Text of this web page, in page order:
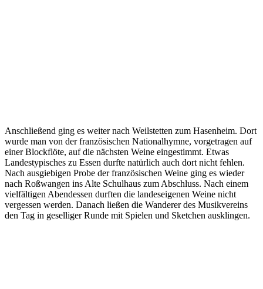
Anschließend ging es weiter nach Weilstetten zum Hasenheim. Dort
wurde man von der französischen Nationalhymne, vorgetragen auf
einer Blockflöte, auf die nächsten Weine eingestimmt. Etwas
Landestypisches zu Essen durfte natürlich auch dort nicht fehlen.
Nach ausgiebigen Probe der französischen Weine ging es wieder
nach Roßwangen ins Alte Schulhaus zum Abschluss. Nach einem
vielfältigen Abendessen durften die landeseigenen Weine nicht
vergessen werden. Danach ließen die Wanderer des Musikvereins
den Tag in geselliger Runde mit Spielen und Sketchen ausklingen.